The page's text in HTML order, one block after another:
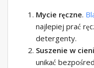
Mycie ręczne.
najlepiej prać
detergenty.
Suszenie w
unikać